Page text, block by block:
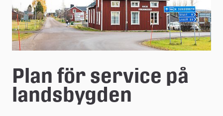
m
m
u
n
Plan för service på
landsbygden